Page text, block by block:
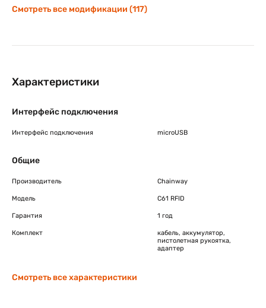
Смотреть все модификации (117)
Характеристики
Интерфейс подключения
Интерфейс подключения microUSB
Общие
Производитель Chainway
Модель C61 RFID
Гарантия 1 год
Комплект
кабель, аккумулятор,
пистолетная рукоятка,
адаптер
Смотреть все характеристики